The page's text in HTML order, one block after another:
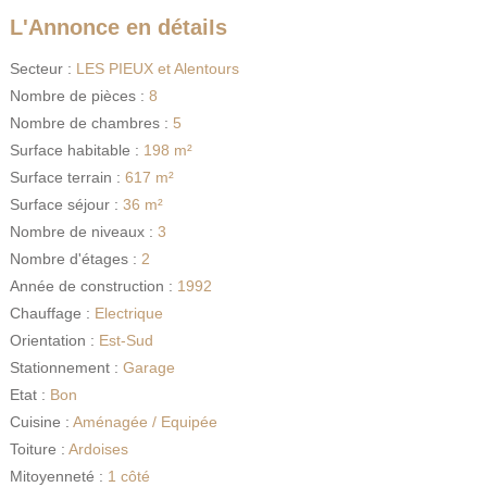
L'Annonce en détails
Secteur : LES PIEUX et Alentours
Nombre de pièces : 8
Nombre de chambres : 5
Surface habitable : 198 m²
Surface terrain : 617 m²
Surface séjour : 36 m²
Nombre de niveaux : 3
Nombre d'étages : 2
Année de construction : 1992
Chauffage : Electrique
Orientation : Est-Sud
Stationnement : Garage
Etat : Bon
Cuisine : Aménagée / Equipée
Toiture : Ardoises
Mitoyenneté : 1 côté